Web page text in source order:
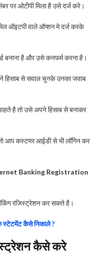
पर ओटीपी मिला है उसे दर्ज करे।
ऑइटपी वाले ऑप्शन मे दर्ज करके
बनाना है और उसे कनफर्म करना है।
से सवाल चुनके उनका जवाब
है तो उसे अपने हिसाब से बनाकर
आप कस्टमर आईडी से भी लॉगिन कर
Banking Registration
रजिस्ट्रेशन कर सकते है।
स्टेटमेंट कैसे निकाले ?
कैसे करे